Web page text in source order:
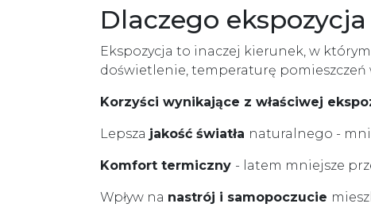
Dlaczego
Ekspozycja to inaczej kierunek, w
doświetlenie, temperaturę pomieszczeń
Korzyści wynikające z właściwej
Lepsza jakość światła naturalnego -
Komfort termiczny - latem mniejsze
Wpływ na nastrój i samopoczucie